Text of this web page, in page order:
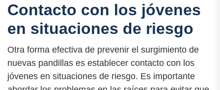
Contacto con los jóvenes
en situaciones de riesgo
Otra forma efectiva de prevenir el surgimiento de
nuevas pandillas es establecer contacto con los
jóvenes en situaciones de riesgo. Es importante